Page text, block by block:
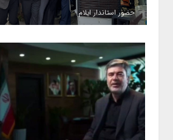
حضور استاندار ایلام